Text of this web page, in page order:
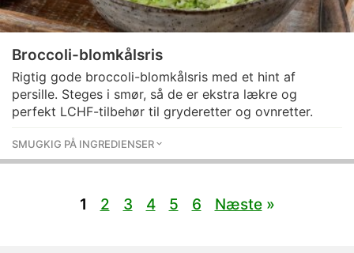
Broccoli-blomkålsris
Rigtig gode broccoli-blomkålsris med et hint af
persille. Steges i smør, så de er ekstra lækre og
perfekt LCHF-tilbehør til gryderetter og ovnretter.
SMUGKIG PÅ INGREDIENSER
1 2 3 4 5 6 Næste»